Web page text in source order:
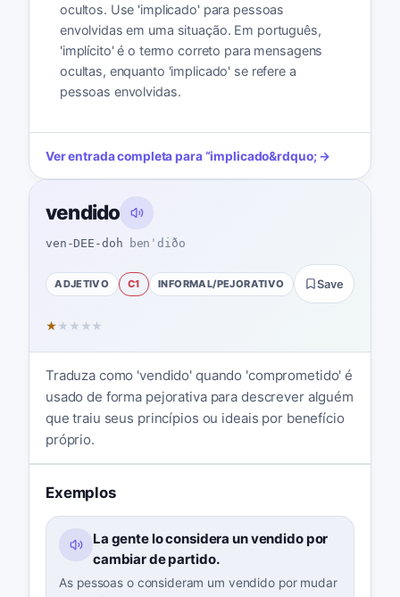
ocultos. Use 'implicado' para pessoas
envolvidas em uma situação. Em português,
'implícito' é o termo correto para mensagens
ocultas, enquanto 'implicado' se refere a
pessoas envolvidas.
Ver entrada completa para“implicado&rdquo; →
vendido
ven-DEE-doh benˈdiðo
ADJETIVO C1 INFORMAL/PEJORATIVO Save
★ ★ ★ ★ ★
Traduza como 'vendido' quando 'comprometido' é
usado de forma pejorativa para descrever alguém
que traiu seus princípios ou ideais por benefício
próprio.
Exemplos
La gente lo considera un vendido por
cambiar de partido.
As pessoas o consideram um vendido por mudar